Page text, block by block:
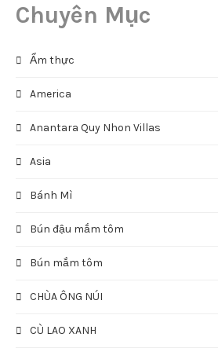
Chuyên Mục
Ẩm thực
America
Anantara Quy Nhon Villas
Asia
Bánh Mì
Bún đậu mắm tôm
Bún mắm tôm
CHÙA ÔNG NÚI
CÙ LAO XANH